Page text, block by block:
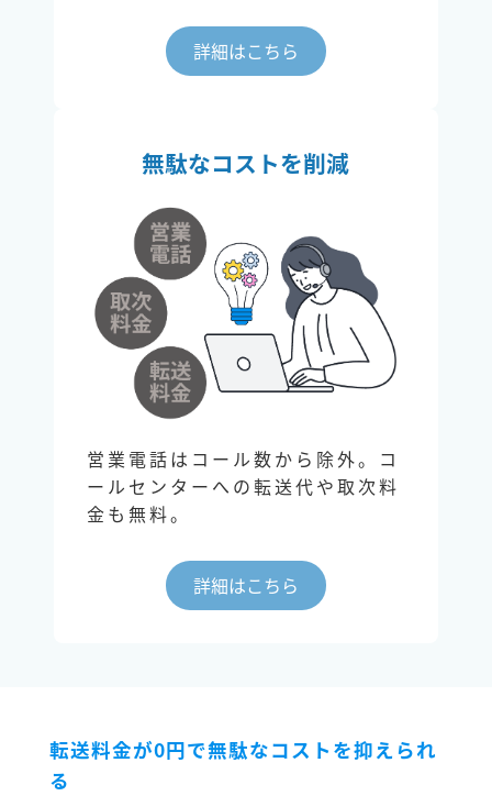
詳細はこちら
無駄なコストを削減
営業電話はコール数から除外。コ
ールセンターへの転送代や取次料
金も無料。
詳細はこちら
転送料金が0円で無駄なコストを抑えられ
る